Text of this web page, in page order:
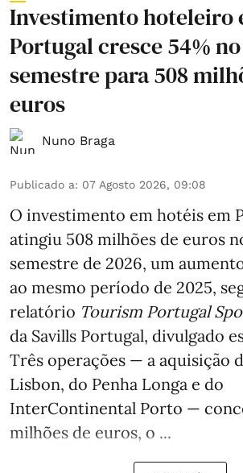
Investimento hoteleiro
Portugal cresce 54% no
semestre para 508
euros
Nuno Braga
Publicado a: 07 Agosto 2026, 09:08
O investimento em hotéis em
atingiu 508 milhões de euros
semestre de 2026, um
ao mesmo período de 2025,
relatório Tourism Portugal
da Savills Portugal, divulgado
Três operações — a aquisição
Lisbon, do Penha Longa e do
InterContinental Porto —
milhões de euros, o ...